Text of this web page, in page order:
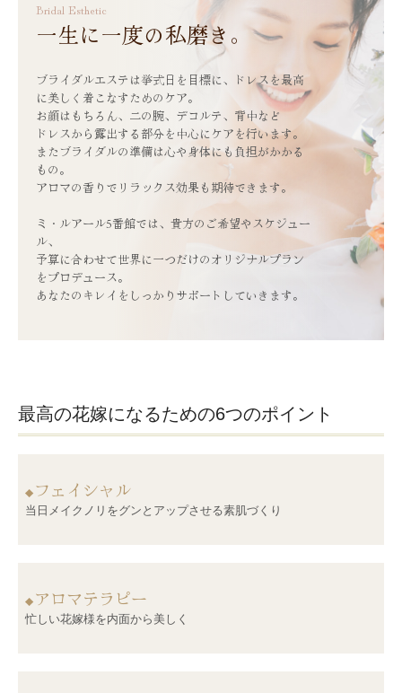
ショップ
カフェ セピアの杜珈琲
アロマライセンスカレッジ
ギフト券
会社案内
教育事業
採用情報
Bridal Esthetic
一生に一度の私磨き。
ブライダルエステは挙式日を目標に、ドレスを最高
に美しく着こなすためのケア。
お顔はもちろん、二の腕、デコルテ、背中など
ドレスから露出する部分を中心にケアを行います。
またブライダルの準備は心や身体にも負担がかかる
もの。
アロマの香りでリラックス効果も期待できます。
ミ・ルアール5番館では、貴方のご希望やスケジュー
ル、
予算に合わせて世界に一つだけのオリジナルプラン
をプロデュース。
あなたのキレイをしっかりサポートしていきます。
最高の花嫁になるための6つのポイント
◆ フェイシャル
当日メイクノリをグンとアップさせる素肌づくり
◆ アロマテラピー
忙しい花嫁様を内面から美しく